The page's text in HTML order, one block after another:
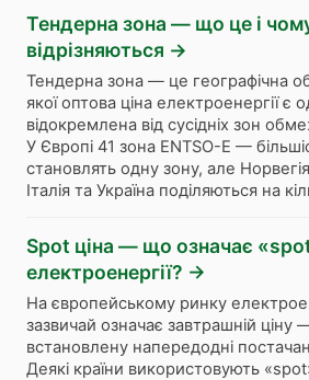
Тендерна зона — що це і
відрізняються →
Тендерна зона — це географічна
якої оптова ціна електроенергії є
відокремлена від сусідніх зон
У Європі 41 зона ENTSO-E —
становлять одну зону, але
Італія та Україна поділяються на
Spot ціна — що означає
електроенергії? →
На європейському ринку
зазвичай означає завтрашній ціну
встановлену напередодні
Деякі країни використовують